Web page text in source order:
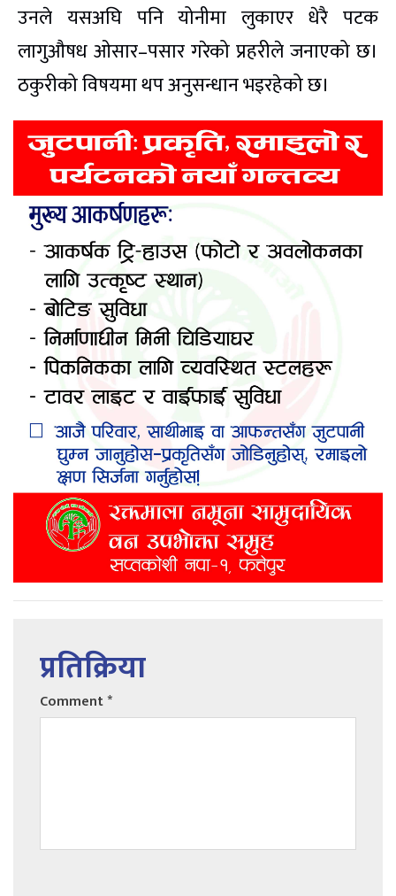
उनले यसअघि पनि योनीमा लुकाएर धेरै पटक
लागुऔषध ओसार–पसार गरेको प्रहरीले जनाएको छ।
ठकुरीको विषयमा थप अनुसन्धान भइरहेको छ।
प्रतिक्रिया
Comment*